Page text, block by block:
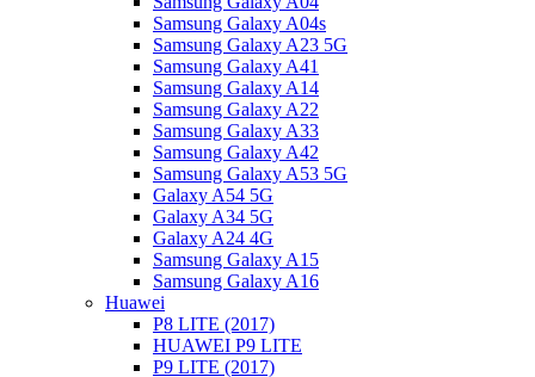
Samsung Galaxy A04s
Samsung Galaxy A23 5G
Samsung Galaxy A41
Samsung Galaxy A14
Samsung Galaxy A22
Samsung Galaxy A33
Samsung Galaxy A42
Samsung Galaxy A53 5G
Galaxy A54 5G
Galaxy A34 5G
Galaxy A24 4G
Samsung Galaxy A15
Samsung Galaxy A16
Huawei
P8 LITE (2017)
HUAWEI P9 LITE
P9 LITE (2017)